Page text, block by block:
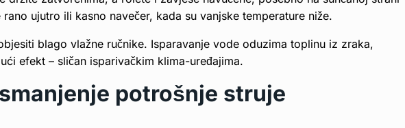
ujutro ili kasno navečer, kada su vanjske temperature niže.
blago vlažne ručnike. Isparavanje vode oduzima toplinu iz zraka,
efekt – sličan isparivačkim klima-uređajima.
potrošnje struje